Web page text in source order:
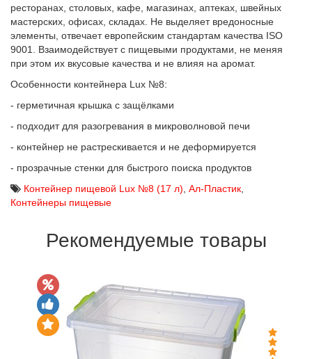
ресторанах, столовых, кафе, магазинах, аптеках, швейных
мастерских, офисах, складах. Не выделяет вредоносные
элементы, отвечает европейским стандартам качества ISO
9001. Взаимодействует с пищевыми продуктами, не меняя
при этом их вкусовые качества и не влияя на аромат.
Особенности контейнера Lux №8:
- герметичная крышка с защёлками
- подходит для разогревания в микроволновой печи
- контейнер не растрескивается и не деформируется
- прозрачные стенки для быстрого поиска продуктов
Контейнер пищевой Lux №8 (17 л) Ал-Пластик
Контейнеры пищевые
Рекомендуемые товары